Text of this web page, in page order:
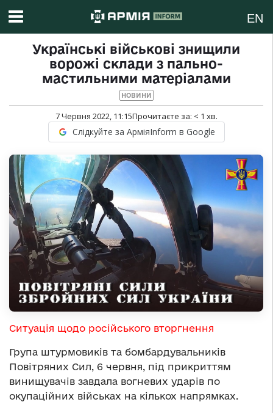
EN
Українські військові знищили
ворожі склади з пально-
мастильними матеріалами
НОВИНИ
7 Червня 2022, 11:15Прочитаєте за: < 1 хв.
Слідкуйте за АрміяInform в Google
Ситуація щодо російського вторгнення
Група штурмовиків та бомбардувальників
Повітряних Сил, 6 червня, під прикриттям
винищувачів завдала вогневих ударів по
окупаційних військах на кількох напрямках.